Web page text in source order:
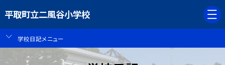
平取町立二風谷小学校
学校日記メニュー